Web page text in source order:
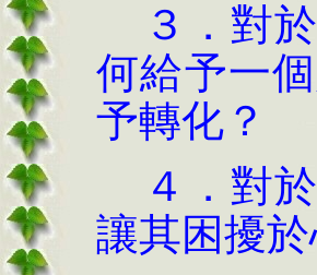
３．對
何給予一
予轉化？
４．對
讓其困擾